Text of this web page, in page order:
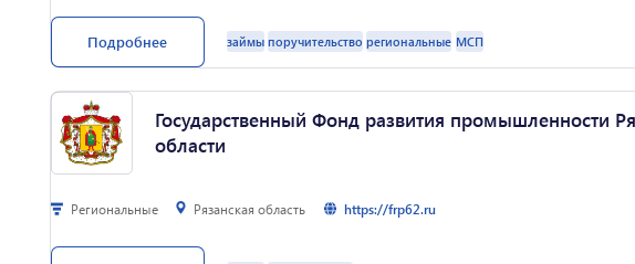
• микрозаймы до 5 млн руб. сроком до 3 лет • займы до 20 млн руб. сроком до 7 лет
отсрочка до 6 месяцев по текущим займам и рефинансирование ранее полученных
займов, лизинга на предпринимательские цели. Поручительства по обязательствам
договоров займа. Размер: до 70% обязательств, но не более 25 млн руб. (по одной
совокупный лимит поручительства на заемщика по нескольким договорам - 46 млн
Подробнее займы поручительство региональные МСП
Государственный Фонд развития промышленности
области
Региональные Рязанская область https://frp62.ru
По программе осуществляется заемное финансирование проектов, направленных на